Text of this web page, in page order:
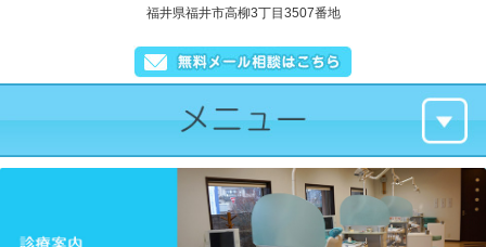
福井県福井市高柳3丁目3507番地